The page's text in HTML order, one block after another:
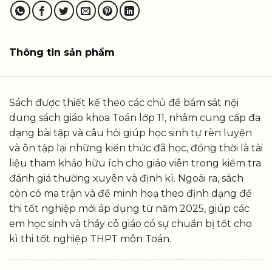
Thông tin sản phẩm
Sách được thiết kế theo các chủ đề bám sát nội
dung sách giáo khoa Toán lớp 11, nhằm cung cấp đa
dạng bài tập và câu hỏi giúp học sinh tự rèn luyện
và ôn tập lại những kiến thức đã học, đồng thời là tài
liệu tham khảo hữu ích cho giáo viên trong kiểm tra
đánh giá thường xuyên và định kì. Ngoài ra, sách
còn có ma trận và đề minh hoạ theo định dạng đề
thi tốt nghiệp mới áp dụng từ năm 2025, giúp các
em học sinh và thầy cô giáo có sự chuẩn bị tốt cho
kì thi tốt nghiệp THPT môn Toán.